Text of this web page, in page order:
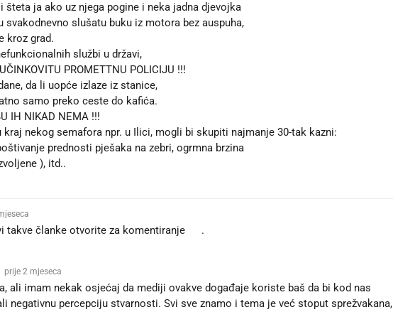
šteta ja ako uz njega pogine i neka jadna djevojka
svakodnevno slušatu buku iz motora bez auspuha,
kroz grad.
službi u državi,
PROMETTNU POLICIJU !!!
da li uopće izlaze iz stanice,
samo preko ceste do kafića.
IH NIKAD NEMA !!!
nekog semafora npr. u Ilici, mogli bi skupiti najmanje 30-tak kazni:
prednosti pješaka na zebri, ogrmna brzina
), itd..
takve članke otvorite za komentiranje 👍.
prije 2 mjeseca
ali imam nekak osjećaj da mediji ovakve događaje koriste baš da bi kod nas
negativnu percepciju stvarnosti. Svi sve znamo i tema je već stoput sprežvakana,